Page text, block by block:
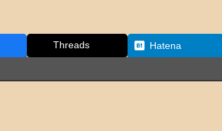
Threads Hatena